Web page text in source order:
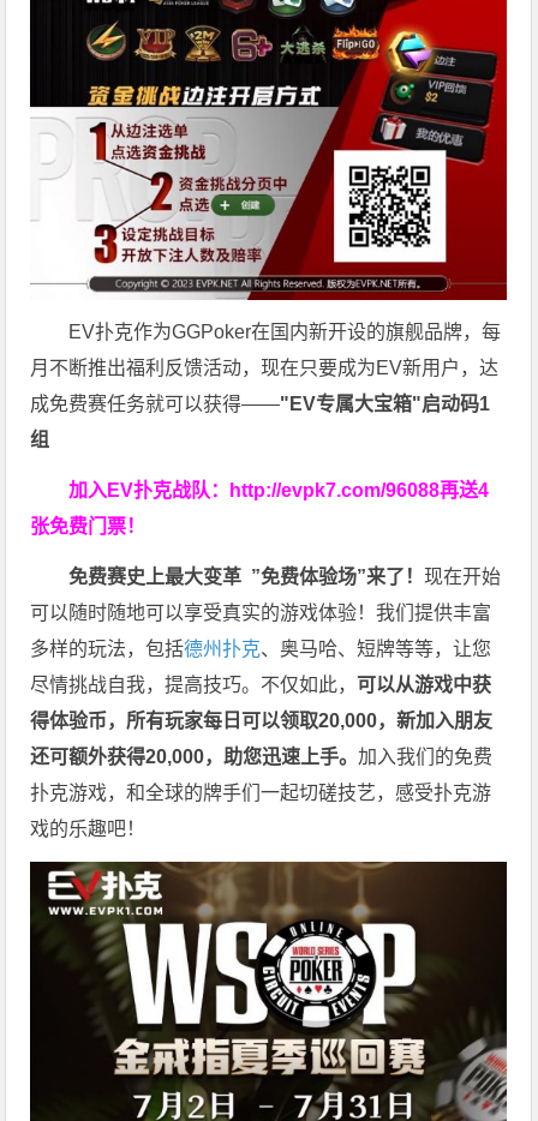
EV扑克作为GGPoker在国内新开设的旗舰品牌，每
月不断推出福利反馈活动，现在只要成为EV新用户，达
成免费赛任务就可以获得——"EV专属大宝箱"启动码1
组
加入EV扑克战队： http://evpk7.com/96088再送4
张免费门票！
免费赛史上最大变革 ”免费体验场”来了！现在开始
可以随时随地可以享受真实的游戏体验！我们提供丰富
多样的玩法，包括德州扑克、奥马哈、短牌等等，让您
尽情挑战自我，提高技巧。不仅如此， 可以从游戏中获
得体验币，所有玩家每日可以领取20,000，新加入朋友
还可额外获得20,000，助您迅速上手。加入我们的免费
扑克游戏，和全球的牌手们一起切磋技艺，感受扑克游
戏的乐趣吧！